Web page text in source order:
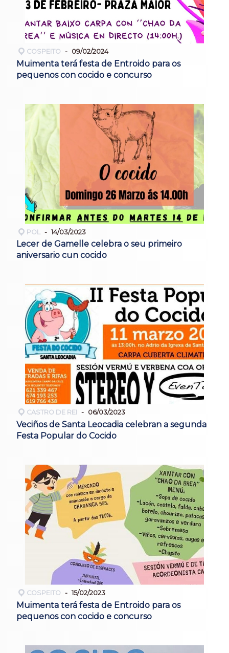
COSPEITO 09/02/2024
Muimenta terá festa de Entroido para os
pequenos con cocido e concurso
POL 14/03/2023
Lecer de Gamelle celebra o seu primeiro
aniversario cun cocido
CASTRO DE REI 06/03/2023
Veciños de Santa Leocadia celebran a segunda
Festa Popular do Cocido
COSPEITO 15/02/2023
Muimenta terá festa de Entroido para os
pequenos con cocido e concurso